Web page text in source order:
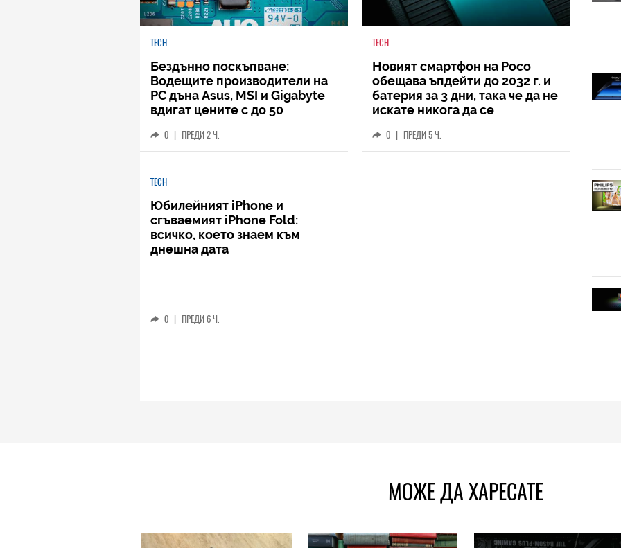
TECH
Бездънно поскъпване:
Водещите производители на
РС дъна Asus, MSI и Gigabyte
вдигат цените с до 50
0 | ПРЕДИ 2 Ч.
TECH
Новият смартфон на Poco
обещава ъпдейти до 2032 г. и
батерия за 3 дни, така че да не
искате никога да се
0 | ПРЕДИ 5 Ч.
TECH
Юбилейният iPhone и
сгъваемият iPhone Fold:
всичко, което знаем към
днешна дата
0 | ПРЕДИ 6 Ч.
МОЖЕ ДА ХАРЕСАТЕ